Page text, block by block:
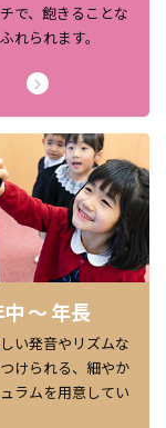
で、飽きることな
れられます。
中 ～ 年長
い発音やリズムな
けられる、細やか
ラムを用意してい